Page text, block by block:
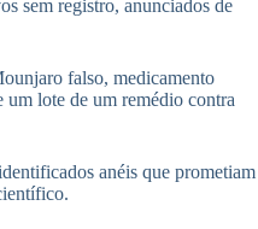
sem registro, anunciados de
falso, medicamento
um lote de um remédio contra
anéis que prometiam